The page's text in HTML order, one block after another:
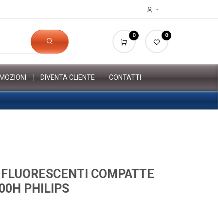
0 0
DIVENTA CLIENTE CONTATTI
COMPATTE
PHILIPS